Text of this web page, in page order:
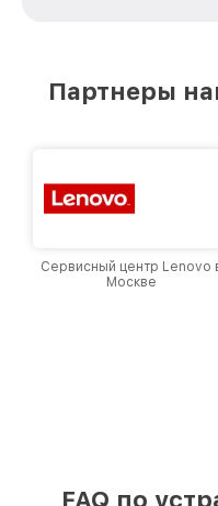
Москве,
Партнеры
Сервисный центр Lenovo
Москве
FAQ по